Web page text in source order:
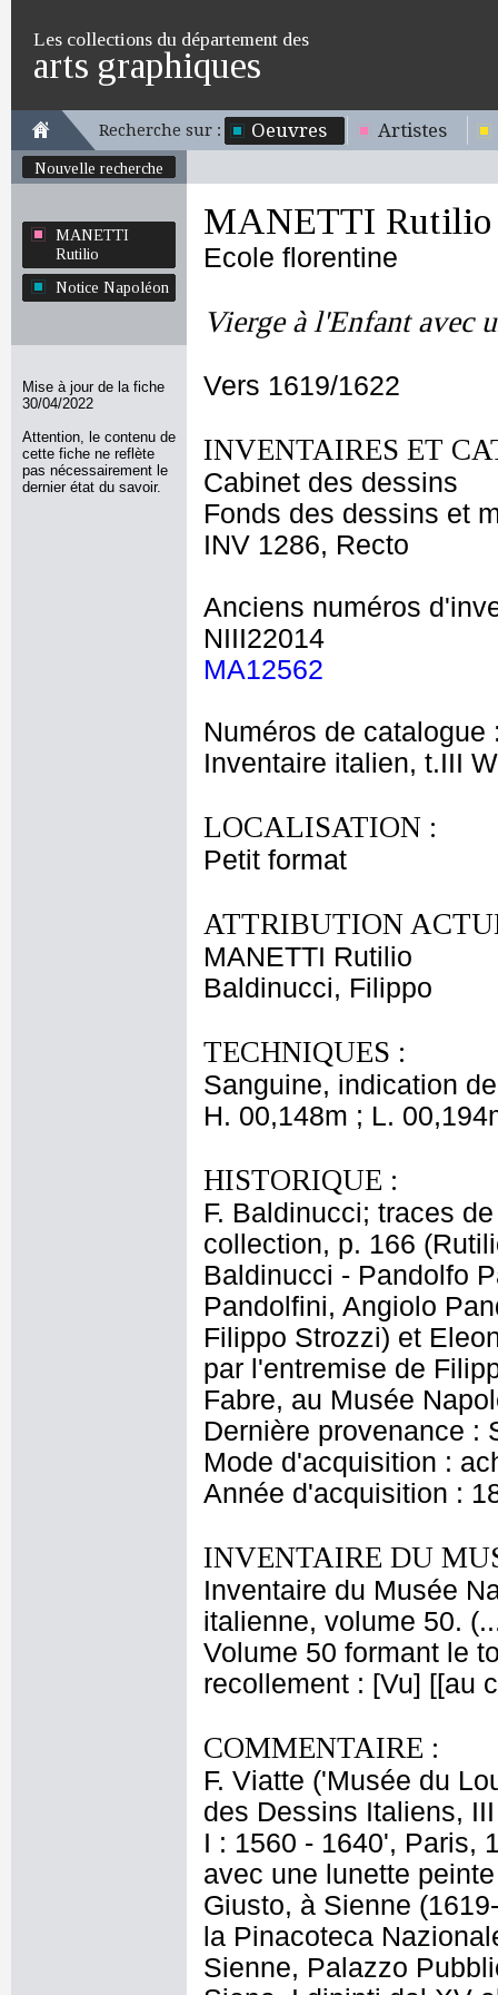
Les collections du département des
arts graphiques
Recherche sur : Oeuvres Artistes
Nouvelle recherche
MANETTI
Rutilio
Notice Napoléon
Mise à jour de la fiche
30/04/2022
Attention, le contenu de
cette fiche ne reflète
pas nécessairement le
dernier état du savoir.
MANETTI Rutilio
Ecole florentine
Vierge à l'Enfant avec
Vers 1619/1622
INVENTAIRES ET
Cabinet des dessins
Fonds des dessins et
INV 1286, Recto
Anciens numéros
NIII22014
MA12562
Numéros de catalogue
Inventaire italien, t.III
LOCALISATION :
Petit format
ATTRIBUTION
MANETTI Rutilio
Baldinucci, Filippo
TECHNIQUES :
Sanguine, indication
H. 00,148m ; L.
HISTORIQUE :
F. Baldinucci; traces
collection, p. 166
Baldinucci - Pandolfo
Pandolfini, Angiolo
Filippo Strozzi) et
par l'entremise de
Fabre, au Musée
Dernière provenance :
Mode d'acquisition :
Année d'acquisition :
INVENTAIRE DU
Inventaire du Musée
italienne, volume 50.
Volume 50 formant le
recollement : [Vu] [[au
COMMENTAIRE :
F. Viatte ('Musée du
des Dessins Italiens,
I : 1560 - 1640', Paris,
avec une lunette
Giusto, à Sienne
la Pinacoteca
Sienne, Palazzo